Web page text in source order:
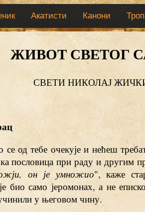
Акатисти Канони
ЖИВОТ СВЕТОГ
СВЕТИ НИКОЛАЈ
од тебе очекује и нећеш
пословица при раду и другим
он је умножио", каже
био само јеромонах, а не
у његовом чину.